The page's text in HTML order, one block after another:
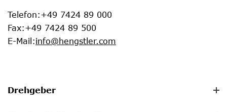
Telefon:+49 7424 89 000
Fax:+49 7424 89 500
E-Mail :info@hengstler.com
Drehgeber